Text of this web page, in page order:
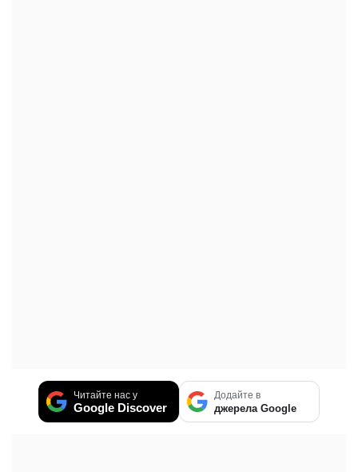
Читайте нас у
Google Discover
Додайте в
джерела Google